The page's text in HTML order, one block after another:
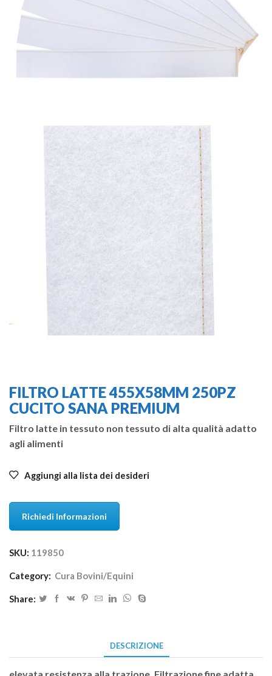
FILTRO LATTE 455X58MM 250PZ
CUCITO SANA PREMIUM
Filtro latte in tessuto non tessuto di alta qualità adatto
agli alimenti
Aggiungi alla lista dei desideri
Richiedi Informazioni
SKU: 119850
Category: Cura Bovini/Equini
Share:
DESCRIZIONE